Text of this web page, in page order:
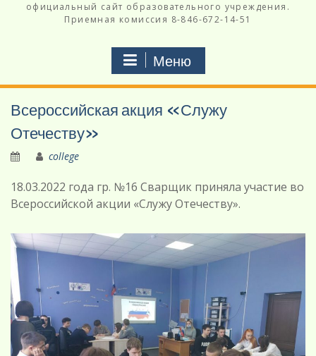
официальный сайт образовательного учреждения.
Приемная комиссия 8-846-672-14-51
Меню
Всероссийская акция «Служу
Отечеству»
college
18.03.2022 года гр. №16 Сварщик приняла участие во
Всероссийской акции «Служу Отечеству».